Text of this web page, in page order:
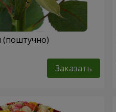
(поштучно)
Заказать